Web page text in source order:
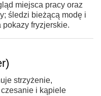
miejsca pracy oraz
śledzi bieżącą modę i
fryzjerskie.
strzyżenie,
i kąpiele